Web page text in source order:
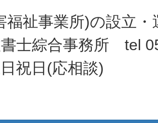
福祉事業所)の設立
士綜合事務所 tel
祝日(応相談)